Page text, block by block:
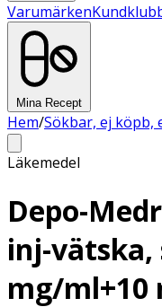
Varumärken
Mina Recept
Hem/Sökbar, ej köpb,
Läkemedel
Depo-
inj-vätska,
mg/ml+10